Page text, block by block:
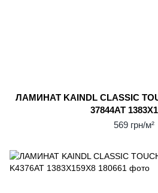
ЛАМИНАТ KAINDL CLASSIC
37844AT
569 грн/м²